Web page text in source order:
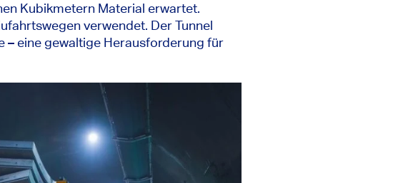
Kubikmetern Material erwartet.
verwendet. Der Tunnel
– eine gewaltige Herausforderung für